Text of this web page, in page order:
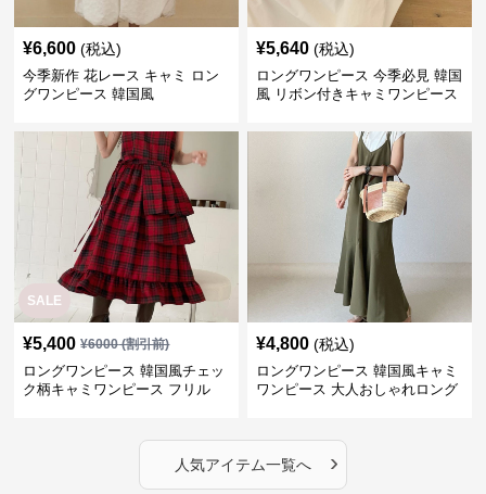
¥6,600 (税込)
今季新作 花レース キャミ ロン
グワンピース 韓国風
¥5,640 (税込)
ロングワンピース 今季必見 韓国
風 リボン付きキャミワンピース
SALE
¥5,400 ¥6000(割引前)
ロングワンピース 韓国風チェッ
ク柄キャミワンピース フリル
¥4,800 (税込)
ロングワンピース 韓国風キャミ
ワンピース 大人おしゃれロング
人気アイテム一覧へ ›